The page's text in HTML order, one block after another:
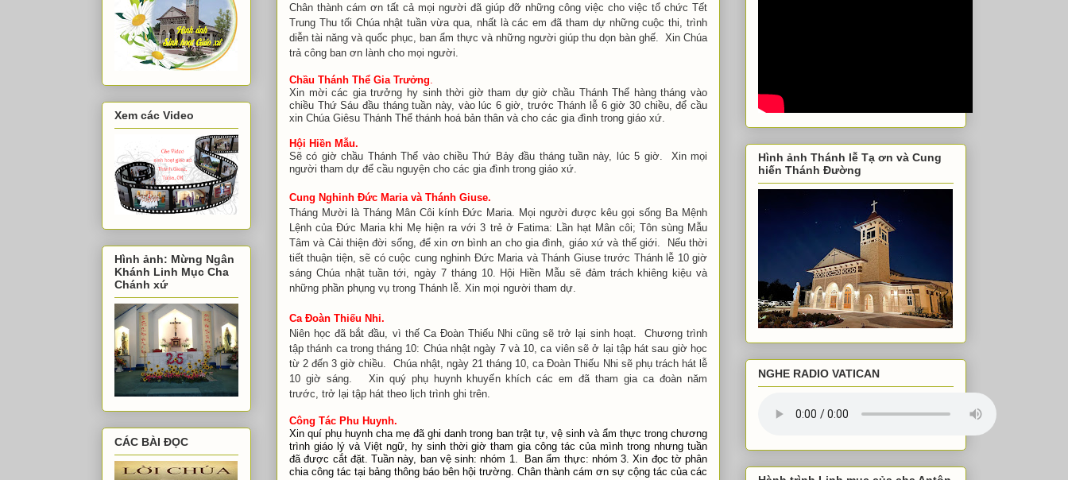
Chân thành cám ơn tất cả mọi người đã giúp đỡ những công việc cho việc tổ chức Tết
Trung Thu tối Chúa nhật tuần vừa qua, nhất là các em đã tham dự những cuộc thi, trình
diễn tài năng và quốc phục, ban ẩm thực và những người giúp thu dọn bàn ghế. Xin Chúa
trả công ban ơn lành cho mọi người.
Chầu Thánh Thể Gia Trưởng
Xin mời các gia trưởng hy sinh thời giờ tham dự giờ chầu Thánh Thể hàng tháng vào
chiều Thứ Sáu đầu tháng tuần này, vào lúc 6 giờ, trước Thánh lễ 6 giờ 30 chiều, để cầu
xin Chúa Giêsu Thánh Thể thánh hoá bản thân và cho các gia đình trong giáo xứ.
Hội Hiền Mẫu.
Sẽ có giờ chầu Thánh Thể vào chiều Thứ Bảy đầu tháng tuần này, lúc 5 giờ. Xin mọi
người tham dự để cầu nguyện cho các gia đình trong giáo xứ.
Cung Nghinh Đức Maria và Thánh Giuse.
Tháng Mười là Tháng Mân Côi kính Đức Maria. Mọi người được kêu gọi sống Ba Mệnh
Lệnh của Đức Maria khi Mẹ hiện ra với 3 trẻ ở Fatima: Lần hạt Mân côi; Tôn sùng Mẫu
Tâm và Cải thiện đời sống, để xin ơn bình an cho gia đình, giáo xứ và thế giới. Nếu thời
tiết thuận tiện, sẽ có cuộc cung nghinh Đức Maria và Thánh Giuse trước Thánh lễ 10 giờ
sáng Chúa nhật tuần tới, ngày 7 tháng 10. Hội Hiền Mẫu sẽ đảm trách khiêng kiệu và
những phần phụng vụ trong Thánh lễ. Xin mọi người tham dự.
Ca Đoàn Thiếu Nhi.
Niên học đã bắt đầu, vì thế Ca Đoàn Thiếu Nhi cũng sẽ trở lại sinh hoạt. Chương trình
tập thánh ca trong tháng 10: Chúa nhật ngày 7 và 10, ca viên sẽ ở lại tập hát sau giờ học
từ 2 đến 3 giờ chiều. Chúa nhật, ngày 21 tháng 10, ca Đoàn Thiếu Nhi sẽ phụ trách hát lễ
10 giờ sáng. Xin quý phụ huynh khuyến khích các em đã tham gia ca đoàn năm
trước, trở lại tập hát theo lịch trình ghi trên.
Công Tác Phu Huynh.
Xin quí phụ huynh cha mẹ đã ghi danh trong ban trật tự, vệ sinh và ẩm thực trong chương
trình giáo lý và Việt ngữ, hy sinh thời giờ tham gia công tác của mình trong nhưng tuần
đã được cắt đặt. Tuần này, ban vệ sinh: nhóm 1. Ban ẩm thực: nhóm 3. Xin đọc tờ phân
chia công tác tại bảng thông báo bên hội trường. Chân thành cám ơn sự cộng tác của các
Xem các Video
Hình ảnh: Mừng Ngân
Khánh Linh Mục Cha
Chánh xứ
CÁC BÀI ĐỌC
Hình ảnh Thánh lễ Tạ ơn và Cung
hiến Thánh Đường
NGHE RADIO VATICAN